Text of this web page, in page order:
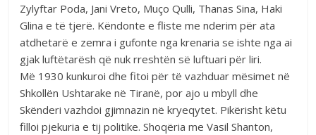
Zylyftar Poda, Jani Vreto, Muço Qulli, Thanas Sina, Haki
Glina e të tjerë. Këndonte e fliste me nderim për ata
atdhetarë e zemra i gufonte nga krenaria se ishte nga ai
gjak luftëtarësh që nuk rreshtën së luftuari për liri.
Më 1930 kunkuroi dhe fitoi për të vazhduar mësimet në
Shkollën Ushtarake në Tiranë, por ajo u mbyll dhe
Skënderi vazhdoi gjimnazin në kryeqytet. Pikërisht këtu
filloi pjekuria e tij politike. Shoqëria me Vasil Shanton,